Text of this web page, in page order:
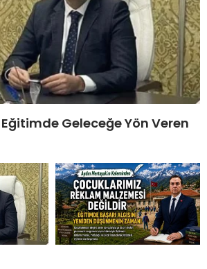
Eğitimde Geleceğe Yön Veren